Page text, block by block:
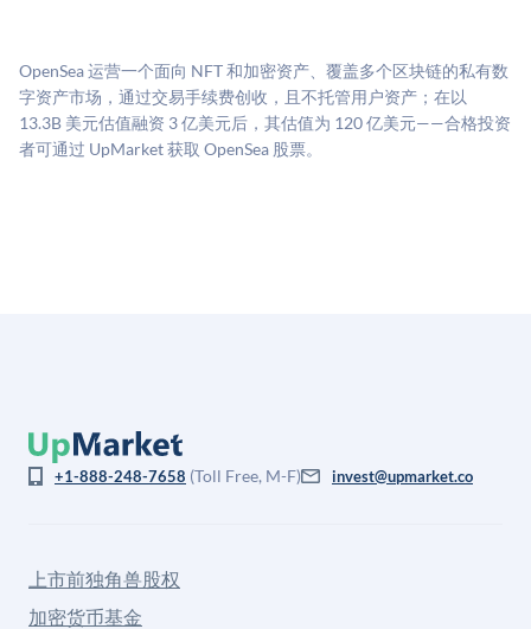
司可比倍数应用私有公司折扣，以反映流动性不足和信
息不对称。此估值不构成投资建议，可能与实际交易价
格存在重大差异。
OpenSea 运营一个面向 NFT 和加密资产、覆盖多个区块链的私有数
字资产市场，通过交易手续费创收，且不托管用户资产；在以
13.3B 美元估值融资 3 亿美元后，其估值为 120 亿美元——合格投资
者可通过 UpMarket 获取 OpenSea 股票。
+1-888-248-7658 (Toll Free, M-F) invest@upmarket.co
上市前独角兽股权
加密货币基金